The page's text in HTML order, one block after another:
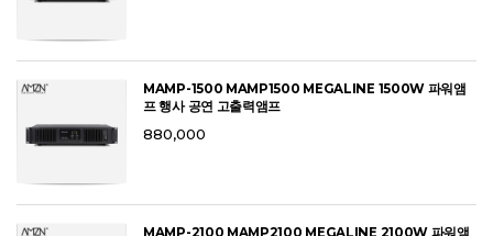
MAMP-1500 MAMP1500 MEGALINE 1500W 파워앰
프 행사 공연 고출력앰프
880,000
MAMP-2100 MAMP2100 MEGALINE 2100W 파워앰